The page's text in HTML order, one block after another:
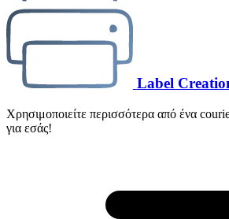
Label
Χρησιμοποιείτε περισσότερα από ένα
για εσάς!